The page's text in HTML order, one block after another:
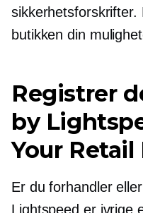
butikken din
Registrer
by
Your Retail
Er du forhandler
Lightspeed er ivrige